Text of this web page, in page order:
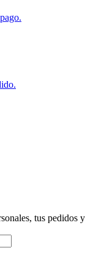
tus pedidos y